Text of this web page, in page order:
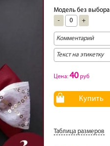
Модель без выбора
-
+
Цена: 40руб
Купить
Таблица размеров